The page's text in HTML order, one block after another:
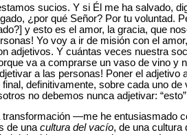
sucios. Y si Él me ha salvado,
¿por qué Señor? Por tu voluntad.
y esto es el amor, la gracia, que
Yo voy a ir de misión con el
adjetivos. Y cuántas veces nuestra
va a comprarse un vaso de vino y
a las personas! Poner el
final, definitivamente, sobre cada uno
no debemos nunca adjetivar:
transformación —me he entusiasmado
de unacultura del vacío, de una cultura